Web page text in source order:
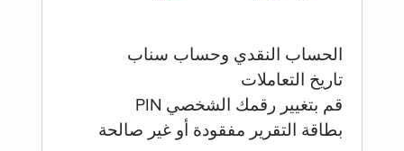
الحساب النقدي وحساب سناب
تاريخ التعاملات
قم بتغيير رقمك الشخصي PIN
بطاقة التقرير مفقودة أو غير صالحة